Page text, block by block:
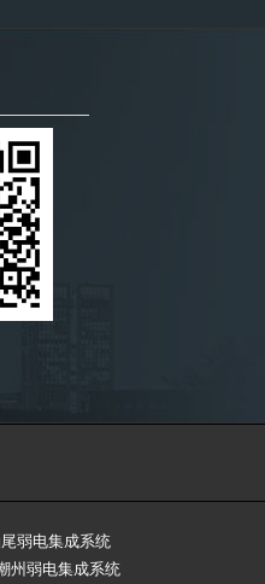
弱电集成系统
州弱电集成系统